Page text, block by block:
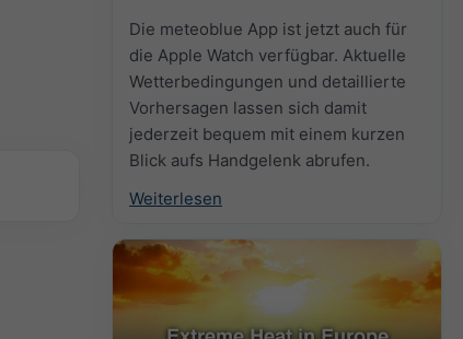
Die meteoblue App ist jetzt auch für
die Apple Watch verfügbar. Aktuelle
Wetterbedingungen und detaillierte
Vorhersagen lassen sich damit
jederzeit bequem mit einem kurzen
Blick aufs Handgelenk abrufen.
Weiterlesen